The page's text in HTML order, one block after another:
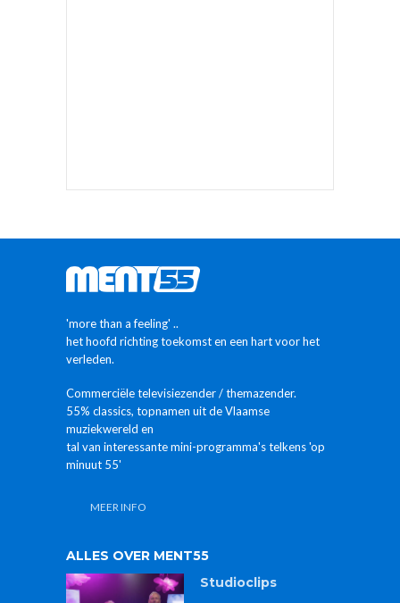
'more than a feeling' ..
het hoofd richting toekomst en een hart voor het
verleden.
Commerciële televisiezender / themazender.
55% classics, topnamen uit de Vlaamse
muziekwereld en
tal van interessante mini-programma's telkens 'op
minuut 55'
MEER INFO
ALLES OVER MENT55
Studioclips